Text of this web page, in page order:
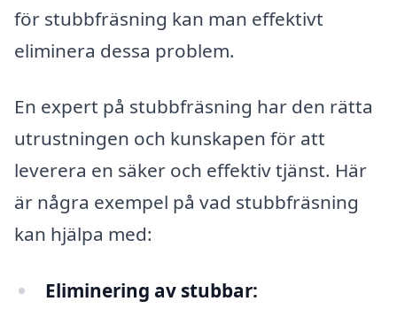
för stubbfräsning kan man effektivt
eliminera dessa problem.
En expert på stubbfräsning har den rätta
utrustningen och kunskapen för att
leverera en säker och effektiv tjänst. Här
är några exempel på vad stubbfräsning
kan hjälpa med:
Eliminering av stubbar: